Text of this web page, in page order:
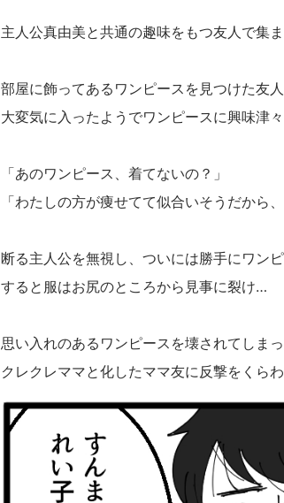
主人公真由美と共通の趣味をもつ友人で集ま
部屋に飾ってあるワンピースを見つけた友人
大変気に入ったようでワンピースに興味津々
「あのワンピース、着てないの？」
「わたしの方が痩せてて似合いそうだから
断る主人公を無視し、ついには勝手にワンピ
すると服はお尻のところから見事に裂け…
思い入れのあるワンピースを壊されてしまっ
クレクレママと化したママ友に反撃をくら